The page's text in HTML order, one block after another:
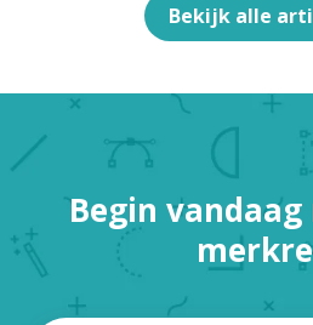
Bekijk alle
Begin vandaag